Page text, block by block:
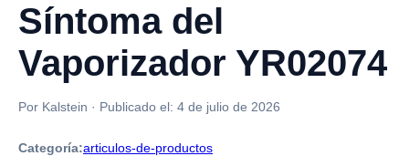
Síntoma del
Vaporizador YR02074
Por Kalstein · Publicado el: 4 de julio de 2026
Categoría:articulos-de-productos